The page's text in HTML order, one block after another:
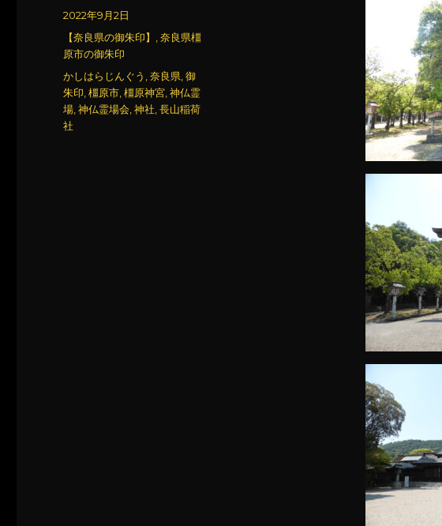
投
稿
日:
2022年9月2日
カ
テ
リ
ー
【奈良県の御朱印】 ,奈良県橿
原市の御朱印
タ
グ
かしはらじんぐう ,奈良県 ,御
朱印 ,橿原市 ,橿原神宮 ,神仏霊
場 ,神仏霊場会 ,神社 ,長山稲荷
社